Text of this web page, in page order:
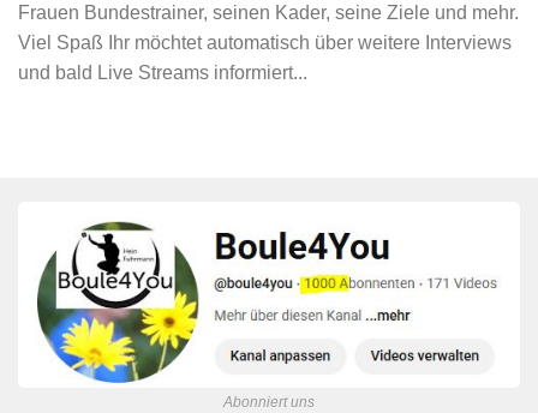
Frauen Bundestrainer, seinen Kader, seine Ziele und mehr.
Viel Spaß Ihr möchtet automatisch über weitere Interviews
und bald Live Streams informiert...
Abonniert uns